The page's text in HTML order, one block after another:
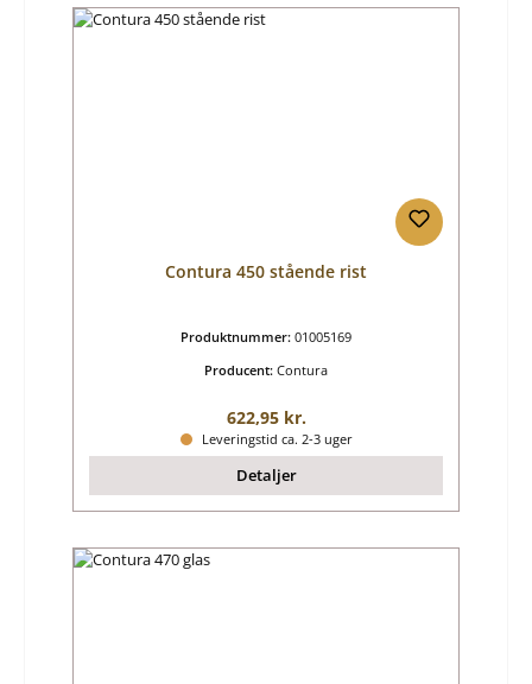
Contura 450 stående rist
Produktnummer: 01005169
Producent: Contura
Almindelig pris:
622,95 kr.
Leveringstid ca. 2-3 uger
Detaljer